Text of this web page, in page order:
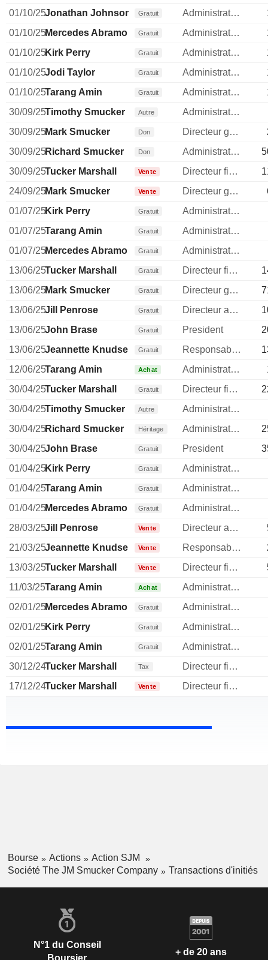
01/10/25Jonathan Johnson Gratuit Administrateur
01/10/25Mercedes Abramo Gratuit Administrateur
01/10/25Kirk Perry Gratuit Administrateur
01/10/25Jodi Taylor Gratuit Administrateur
01/10/25Tarang Amin Gratuit Administrateur
30/09/25Timothy Smucker Autre
Administrateur
30/09/25Mark Smucker Don Directeur general
30/09/25Richard Smucker Don Administrateur
30/09/25Tucker Marshall Vente Directeur financier
24/09/25Mark Smucker Vente Directeur general
01/07/25Kirk Perry Gratuit
Administrateur
01/07/25Tarang Amin Gratuit
Administrateur
01/07/25Mercedes Abramo Gratuit
Administrateur
13/06/25Tucker Marshall Gratuit Directeur financier
13/06/25Mark Smucker Gratuit Directeur general
13/06/25Jill Penrose Gratuit Directeur administratif
13/06/25John Brase Gratuit President
13/06/25Jeannette Knudsen Gratuit Responsable conformite
12/06/25Tarang Amin Achat Administrateur
30/04/25Tucker Marshall Gratuit Directeur financier
30/04/25Timothy Smucker Autre
Administrateur
30/04/25Richard Smucker Héritage Administrateur
30/04/25John Brase Gratuit President
01/04/25Kirk Perry Gratuit
Administrateur
01/04/25Tarang Amin Gratuit
Administrateur
01/04/25Mercedes Abramo Gratuit
Administrateur
28/03/25Jill Penrose Vente Directeur administratif
21/03/25Jeannette Knudsen Vente Responsable conformite
13/03/25Tucker Marshall Vente Directeur financier
11/03/25Tarang Amin Achat
Administrateur
02/01/25Mercedes Abramo Gratuit
Administrateur
02/01/25Kirk Perry Gratuit
Administrateur
02/01/25Tarang Amin Gratuit
Administrateur
30/12/24Tucker Marshall Tax
Directeur financier
17/12/24Tucker Marshall Vente Directeur financier
Bourse Actions
Action SJM
Société The JM Smucker Company
Transactions d'initiés
N°1 du Conseil
Boursier
+ de 20 ans